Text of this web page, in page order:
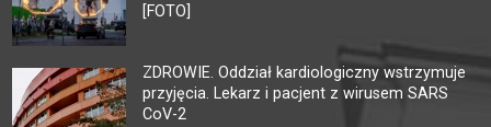
[FOTO]
ZDROWIE. Oddział kardiologiczny wstrzymuje
przyjęcia. Lekarz i pacjent z wirusem SARS
CoV-2